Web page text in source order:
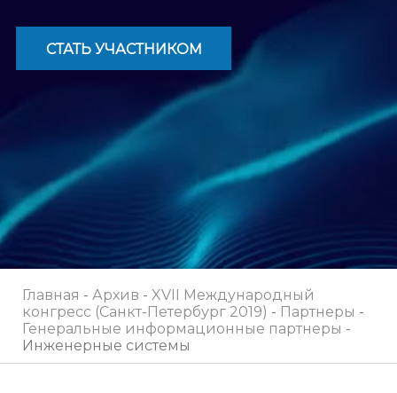
СТАТЬ УЧАСТНИКОМ
Главная - Архив - XVII Международный
конгресс (Санкт-Петербург 2019) - Партнеры -
Генеральные информационные партнеры -
Инженерные системы